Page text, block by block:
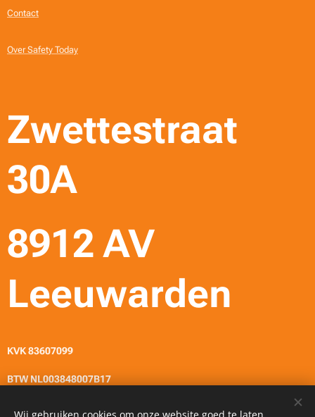
Contact
Over Safety Today
Zwettestraat
30A
8912 AV
Leeuwarden
KVK 83607099
BTW NL003848007B17